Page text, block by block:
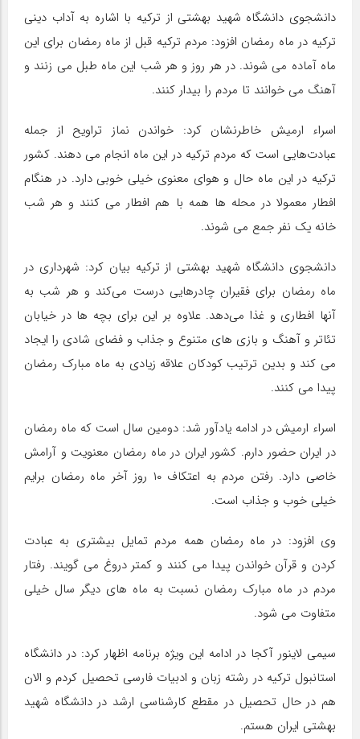
دانشجوی دانشگاه شهید بهشتی از ترکیه با اشاره به آداب دینی
ترکیه در ماه رمضان افزود: مردم ترکیه قبل از ماه رمضان برای این
ماه آماده می شوند. در هر روز و هر شب این ماه طبل می زنند و
آهنگ می خوانند تا مردم را بیدار کنند.
اسراء ارمیش خاطرنشان کرد: خواندن نماز تراویح از جمله
عبادت‌هایی است که مردم ترکیه در این ماه انجام می دهند. کشور
ترکیه در این ماه حال و هوای معنوی خیلی خوبی دارد. در هنگام
افطار معمولا در محله ها همه با هم افطار می کنند و هر شب
خانه یک نفر جمع می شوند.
دانشجوی دانشگاه شهید بهشتی از ترکیه بیان کرد: شهرداری در
ماه رمضان برای فقیران چادرهایی درست می‌کند و هر شب به
آنها افطاری و غذا می‌دهد. علاوه بر این برای بچه ها در خیابان
تئاتر و آهنگ و بازی های متنوع و جذاب و فضای شادی را ایجاد
می کند و بدین ترتیب کودکان علاقه زیادی به ماه مبارک رمضان
پیدا می کنند.
اسراء ارمیش در ادامه یادآور شد: دومین سال است که ماه رمضان
در ایران حضور دارم. کشور ایران در ماه رمضان معنویت و آرامش
خاصی دارد. رفتن مردم به اعتکاف ۱۰ روز آخر ماه رمضان برایم
خیلی خوب و جذاب است.
وی افزود: در ماه رمضان همه مردم تمایل بیشتری به عبادت
کردن و قرآن خواندن پیدا می کنند و کمتر دروغ می گویند. رفتار
مردم در ماه مبارک رمضان نسبت به ماه های دیگر سال خیلی
متفاوت می شود.
سیمی لاینور آکجا در ادامه این ویژه برنامه اظهار کرد: در دانشگاه
استانبول ترکیه در رشته زبان و ادبیات فارسی تحصیل کردم و الان
هم در حال تحصیل در مقطع کارشناسی ارشد در دانشگاه شهید
بهشتی ایران هستم.